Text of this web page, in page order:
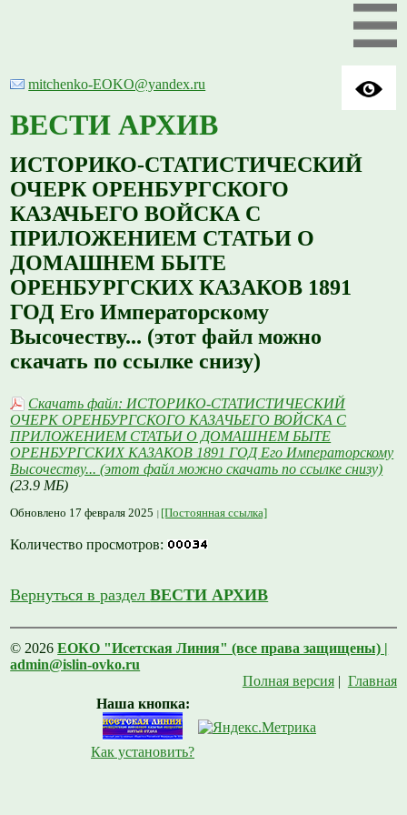
mitchenko-EOKO@yandex.ru
ВЕСТИ АРХИВ
ИСТОРИКО-СТАТИСТИЧЕСКИЙ
ОЧЕРК ОРЕНБУРГСКОГО
КАЗАЧЬЕГО ВОЙСКА С
ПРИЛОЖЕНИЕМ СТАТЬИ О
ДОМАШНЕМ БЫТЕ
ОРЕНБУРГСКИХ КАЗАКОВ 1891
ГОД Его Императорскому
Высочеству... (этот файл можно
скачать по ссылке снизу)
Скачать файл: ИСТОРИКО-СТАТИСТИЧЕСКИЙ
ОЧЕРК ОРЕНБУРГСКОГО КАЗАЧЬЕГО ВОЙСКА С
ПРИЛОЖЕНИЕМ СТАТЬИ О ДОМАШНЕМ БЫТЕ
ОРЕНБУРГСКИХ КАЗАКОВ 1891 ГОД Его Императорскому
Высочеству... (этот файл можно скачать по ссылке снизу)
(23.9 МБ)
Обновлено 17 февраля 2025 [Постоянная ссылка]
Количество просмотров:
Вернуться в разделВЕСТИ АРХИВ
© 2026ЕОКО "Исетская Линия" (все права защищены) |
admin@islin-ovko.ru
Полная версия| Главная
Наша кнопка:
Как установить?